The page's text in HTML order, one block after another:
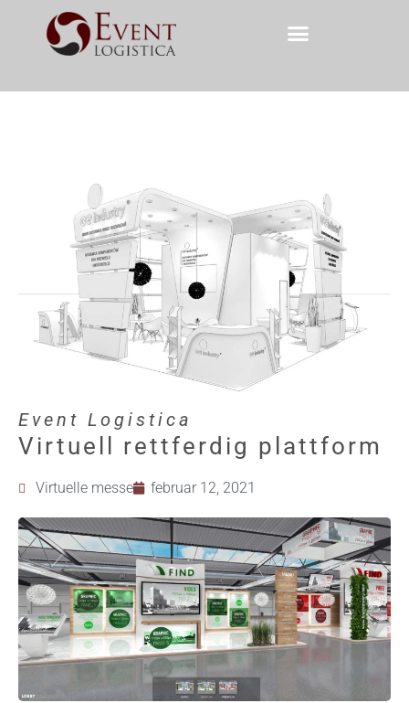
Event Logistica
Virtuell rettferdig plattform
Virtuelle messe februar 12, 2021